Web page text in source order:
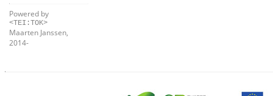
Powered by
<TEI:TOK>
Maarten Janssen,
2014-